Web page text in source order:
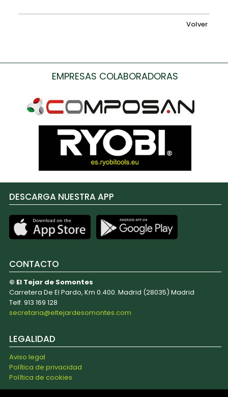
Volver
EMPRESAS COLABORADORAS
DESCARGA NUESTRA APP
CONTACTO
© El Tejar de Somontes
Carretera De El Pardo, Km 0.400. Madrid (28035) Madrid
Telf. 913 169 128
secretaria@eltejardesomontes.com
LEGALIDAD
Aviso legal
Política de privacidad
Política de cookies